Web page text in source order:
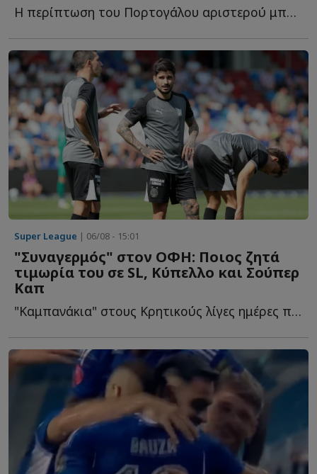
Η περίπτωση του Πορτογάλου αριστερού μπακ βρίσκεται σ...
Super League | 06/08 - 15:01
"Συναγερμός" στον ΟΦΗ: Ποιος ζητά
τιμωρία του σε SL, Κύπελλο και Σούπερ
Καπ
"Καμπανάκια" στους Κρητικούς λίγες ημέρες πριν τον τ...